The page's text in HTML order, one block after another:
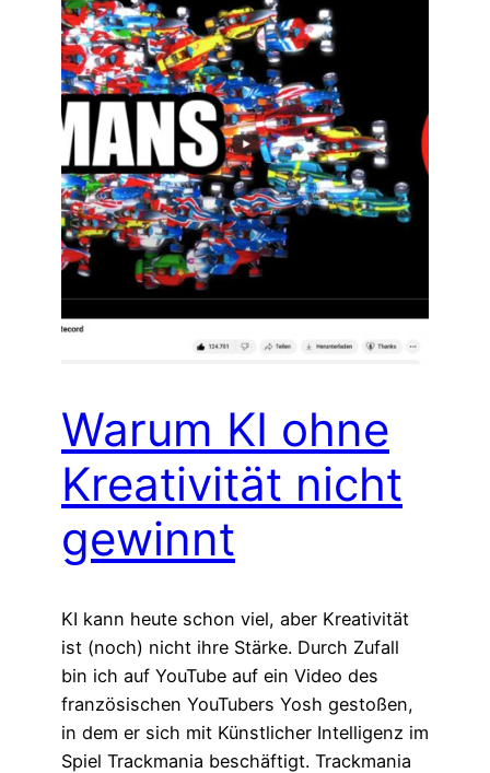
Warum KI ohne
Kreativität nicht
gewinnt
KI kann heute schon viel, aber Kreativität
ist (noch) nicht ihre Stärke. Durch Zufall
bin ich auf YouTube auf ein Video des
französischen YouTubers Yosh gestoßen,
in dem er sich mit Künstlicher Intelligenz im
Spiel Trackmania beschäftigt. Trackmania